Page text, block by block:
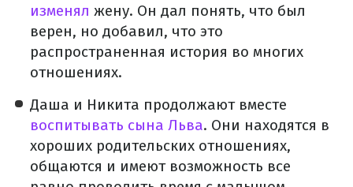
изменял жену. Он дал понять, что был
верен, но добавил, что это
распространенная история во многих
отношениях.
Даша и Никита продолжают вместе
воспитывать сына Льва. Они находятся в
хороших родительских отношениях,
общаются и имеют возможность все